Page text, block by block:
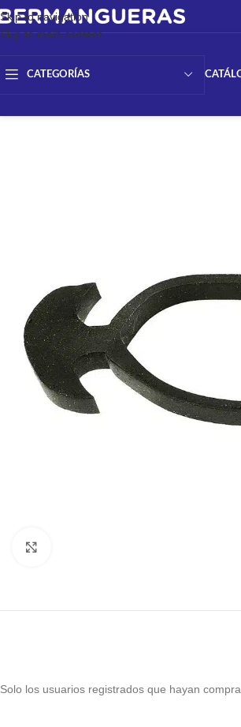
Skip to navigation
Skip to main content
CATEGORÍAS
Solo los usuarios registrados que hayan